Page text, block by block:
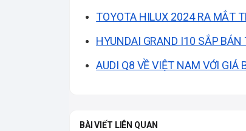
TOYOTA HILUX 2024 RA MẮT
HYUNDAI GRAND I10 SẮP
AUDI Q8 VỀ VIỆT NAM VỚI
BÀI VIẾT LIÊN QUAN